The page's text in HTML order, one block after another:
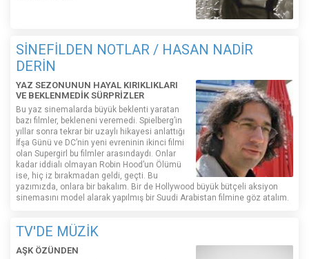
SİNEFİLDEN NOTLAR / HASAN NADİR
DERİN
YAZ SEZONUNUN HAYAL KIRIKLIKLARI
VE BEKLENMEDİK SÜRPRİZLER
Bu yaz sinemalarda büyük beklenti yaratan
bazı filmler, bekleneni veremedi. Spielberg’in
yıllar sonra tekrar bir uzaylı hikayesi anlattığı
İfşa Günü ve DC’nin yeni evreninin ikinci filmi
olan Supergirl bu filmler arasındaydı. Onlar
kadar iddialı olmayan Robin Hood’un Ölümü
ise, hiç iz bırakmadan geldi, geçti. Bu
yazımızda, onlara bir bakalım. Bir de Hollywood büyük bütçeli aksiyon
sinemasını model alarak yapılmış bir Suudi Arabistan filmine göz atalım.
TV'DE MÜZİK
AŞK ÖZÜNDEN